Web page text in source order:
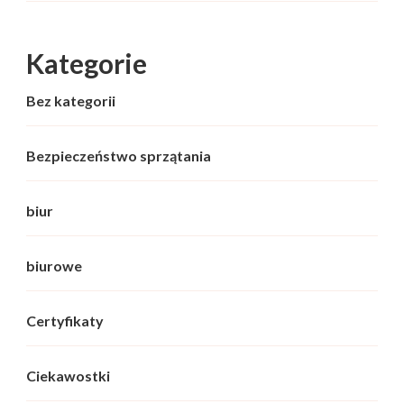
Kategorie
Bez kategorii
Bezpieczeństwo sprzątania
biur
biurowe
Certyfikaty
Ciekawostki